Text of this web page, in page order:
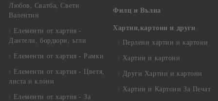
Любов, Сватба, Свети
Валентин
Елементи от хартия -
Дантели, бордюри, ъгли
Елементи от хартия - Рамки
Елементи от хартия - Цветя,
листа и клони
Елементи от хартия - За
Филц и Вълна
Хартии,картони и други
Перлени хартии и картони
Хартии и картони
Други Хартии и картони
Хартии и Картони За Печат